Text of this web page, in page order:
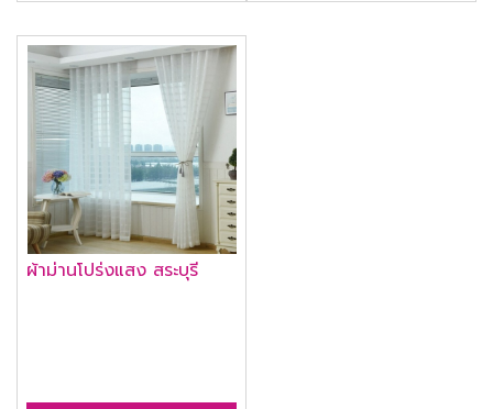
ผ้าม่านโปร่งแสง สระบุรี